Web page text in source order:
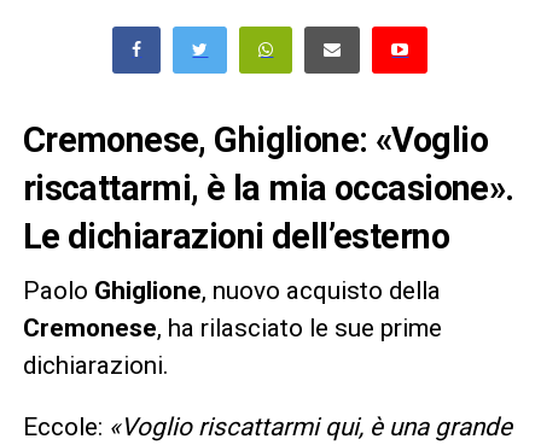
Cremonese, Ghiglione: «Voglio
riscattarmi, è la mia occasione».
Le dichiarazioni dell’esterno
Paolo Ghiglione, nuovo acquisto della
Cremonese, ha rilasciato le sue prime
dichiarazioni.
Eccole: «Voglio riscattarmi qui, è una grande